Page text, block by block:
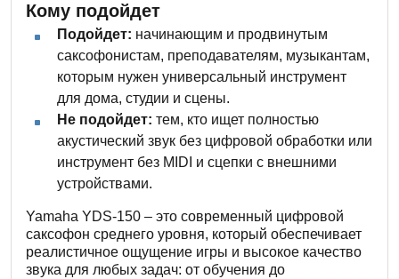
Кому подойдет
Подойдет: начинающим и продвинутым
саксофонистам, преподавателям, музыкантам,
которым нужен универсальный инструмент
для дома, студии и сцены.
Не подойдет: тем, кто ищет полностью
акустический звук без цифровой обработки или
инструмент без MIDI и сцепки с внешними
устройствами.
Yamaha YDS-150 – это современный цифровой
саксофон среднего уровня, который обеспечивает
реалистичное ощущение игры и высокое качество
звука для любых задач: от обучения до